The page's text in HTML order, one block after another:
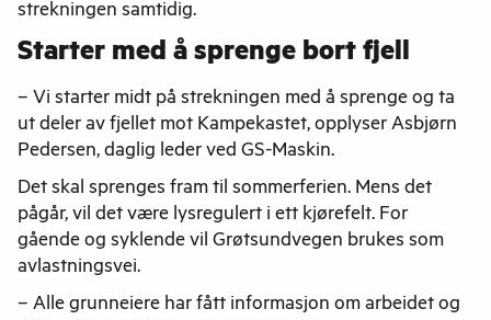
strekningen samtidig.
Starter med å sprenge bort fjell
– Vi starter midt på strekningen med å sprenge og ta
ut deler av fjellet mot Kampekastet, opplyser Asbjørn
Pedersen, daglig leder ved GS-Maskin.
Det skal sprenges fram til sommerferien. Mens det
pågår, vil det være lysregulert i ett kjørefelt. For
gående og syklende vil Grøtsundvegen brukes som
avlastningsvei.
– Alle grunneiere har fått informasjon om arbeidet og